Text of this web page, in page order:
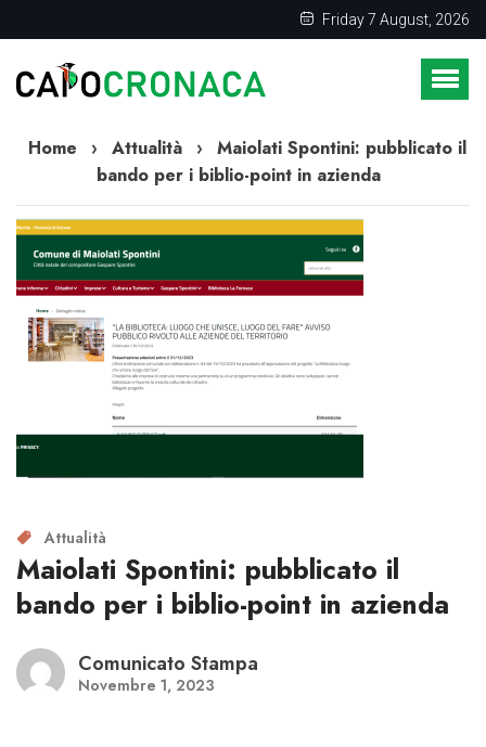
Friday 7 August, 2026
Home › Attualità ›
Maiolati Spontini: pubblicato il
bando per i biblio-point in azienda
Attualità
Maiolati Spontini: pubblicato il
bando per i biblio-point in azienda
Comunicato Stampa
Novembre 1, 2023